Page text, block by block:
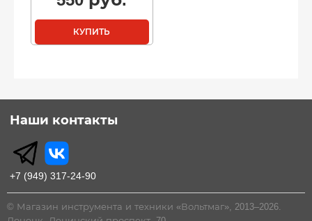
КУПИТЬ
Наши контакты
+7 (949) 317-24-90
© Магазин инструмента и техники «Вольтмаг», 2013–2026.